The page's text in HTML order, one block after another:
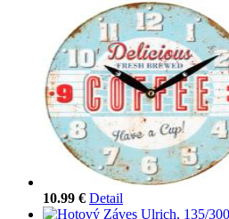
10.99 € Detail